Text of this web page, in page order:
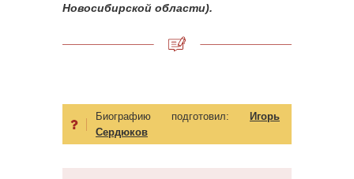
Новосибирской области).
Биографию подготовил:
Игорь
Сердюков